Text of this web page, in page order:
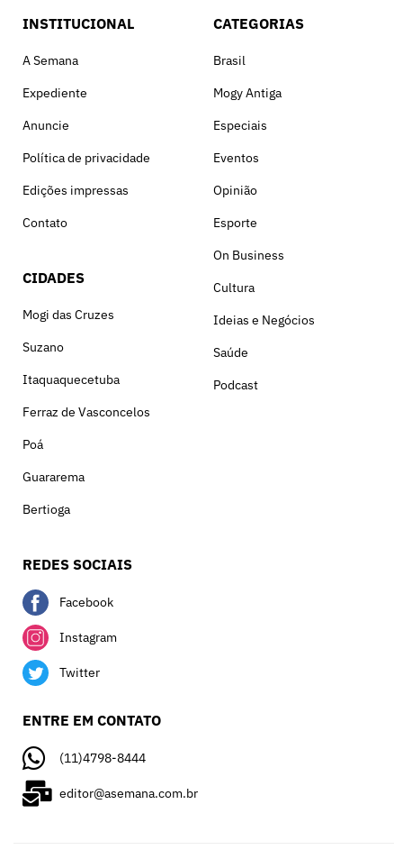
INSTITUCIONAL
A Semana
Expediente
Anuncie
Política de privacidade
Edições impressas
Contato
CIDADES
Mogi das Cruzes
Suzano
Itaquaquecetuba
Ferraz de Vasconcelos
Poá
Guararema
Bertioga
CATEGORIAS
Brasil
Mogy Antiga
Especiais
Eventos
Opinião
Esporte
On Business
Cultura
Ideias e Negócios
Saúde
Podcast
REDES SOCIAIS
Facebook
Instagram
Twitter
ENTRE EM CONTATO
(11)4798-8444
editor@asemana.com.br